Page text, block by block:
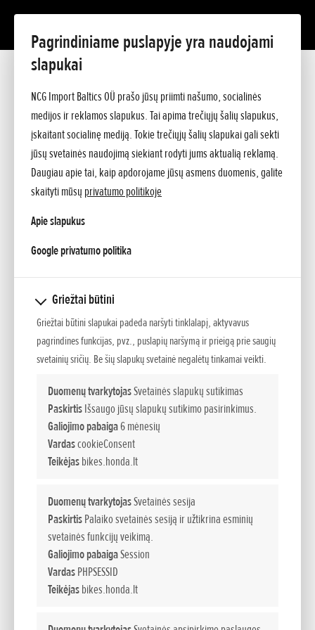
Pagrindiniame puslapyje yra naudojami
slapukai
NCG Import Baltics OÜ prašo jūsų priimti našumo, socialinės
medijos ir reklamos slapukus. Tai apima trečiųjų šalių slapukus,
įskaitant socialinę mediją. Tokie trečiųjų šalių slapukai gali sekti
jūsų svetainės naudojimą siekiant rodyti jums aktualią reklamą.
Daugiau apie tai, kaip apdorojame jūsų asmens duomenis, galite
skaityti mūsų privatumo politikoje
Apie slapukus
Google privatumo politikaopens in a new tab
Griežtai būtini
Griežtai būtini slapukai padeda naršyti tinklalapį, aktyvavus
pagrindines funkcijas, pvz., puslapių naršymą ir prieigą prie saugių
svetainių sričių. Be šių slapukų svetainė negalėtų tinkamai veikti.
Duomenų tvarkytojasSvetainės slapukų sutikimas
PaskirtisIšsaugo jūsų slapukų sutikimo pasirinkimus.
Galiojimo pabaiga6 mėnesių
VardascookieConsent
Teikėjasbikes.honda.lt
Duomenų tvarkytojasSvetainės sesija
PaskirtisPalaiko svetainės sesiją ir užtikrina esminių
svetainės funkcijų veikimą.
Galiojimo pabaigaSession
VardasPHPSESSID
Teikėjasbikes.honda.lt
Pridėta 13.05.2015
„Africa Twin“ grįžta! „CRF1000L Africa
Twin“ pasirodys dar šiais metais.
„Honda“ su malonumu praneša apie „Africa Twin“ – vieno
garsiausių ir žinomiausių ženklų motociklų pasaulyje –
pristačiusi „True Adventure“ prototipą, „Honda“ bendrovė
aiškiai parodė, kokia kryptimi ji užsimojusi judėti. Dabar ji
gali patvirtinti, jog 2015 m. pabaigoje Europos prekybos
atstovybes pasieks naujasis „CRF1000L Africa Twin“ modelis.
Kai kurie motociklai tobulai įkūnija tikro nuotykiams
įkvepiančio motociklo idėją. Vienas jų – pirmasis „XRV650